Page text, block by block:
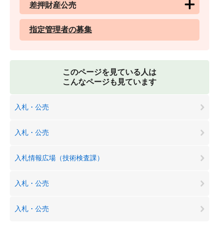
差押財産公売
指定管理者の募集
このページを見ている人は
こんなページも見ています
入札・公売
入札・公売
入札情報広場（技術検査課）
入札・公売
入札・公売